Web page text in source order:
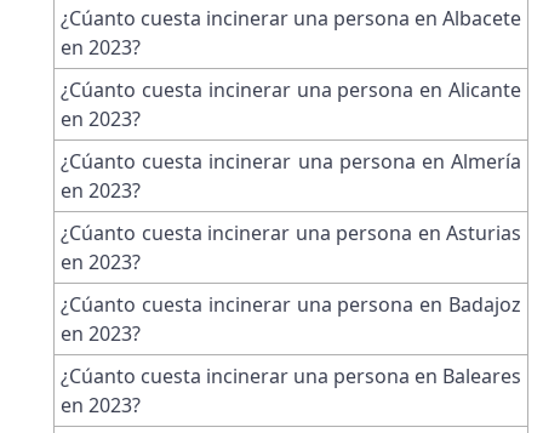
¿Cúanto cuesta incinerar una persona en Albacete
en 2023?
¿Cúanto cuesta incinerar una persona en Alicante
en 2023?
¿Cúanto cuesta incinerar una persona en Almería
en 2023?
¿Cúanto cuesta incinerar una persona en Asturias
en 2023?
¿Cúanto cuesta incinerar una persona en Badajoz
en 2023?
¿Cúanto cuesta incinerar una persona en Baleares
en 2023?